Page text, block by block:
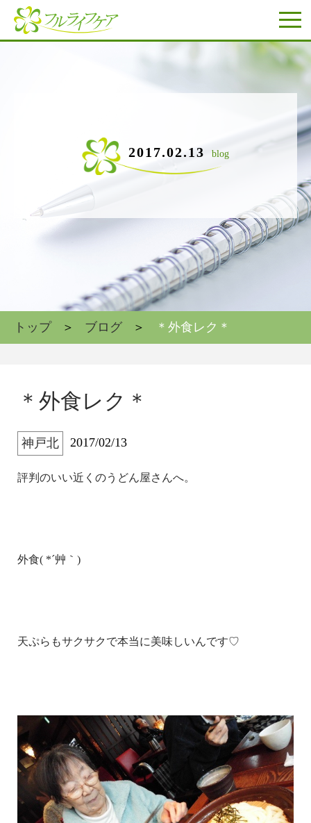
2017.02.13 blog
トップ ブログ ＊外食レク＊
＊外食レク＊
神戸北 2017/02/13
評判のいい近くのうどん屋さんへ。
外食( *´艸｀)
天ぷらもサクサクで本当に美味しいんです♡